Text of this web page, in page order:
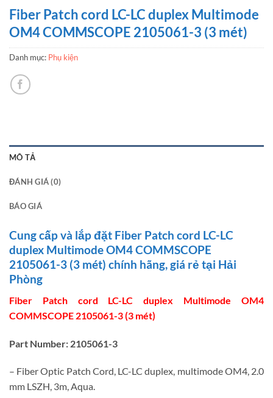
Fiber Patch cord LC-LC duplex Multimode
OM4 COMMSCOPE 2105061-3 (3 mét)
Danh mục: Phụ kiện
MÔ TẢ
ĐÁNH GIÁ (0)
BÁO GIÁ
Cung cấp và lắp đặt Fiber Patch cord LC-LC
duplex Multimode OM4 COMMSCOPE
2105061-3 (3 mét) chính hãng, giá rẻ tại Hải
Phòng
Fiber Patch cord LC-LC duplex Multimode OM4
COMMSCOPE 2105061-3 (3 mét)
Part Number: 2105061-3
– Fiber Optic Patch Cord, LC-LC duplex, multimode OM4, 2.0
mm LSZH, 3m, Aqua.